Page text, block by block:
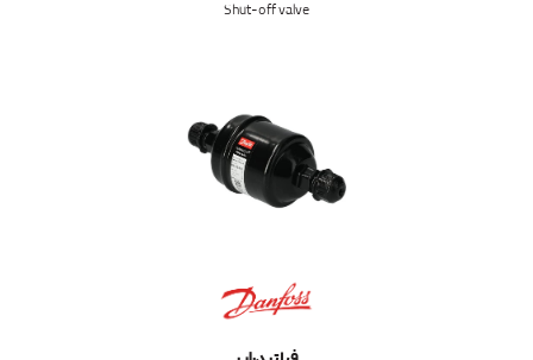
Shut-off valve